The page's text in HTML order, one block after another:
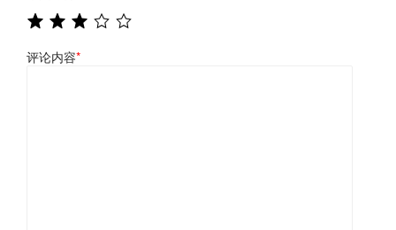
评论内容*